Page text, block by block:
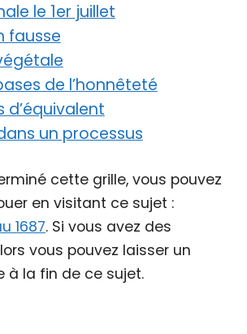
le 1er juillet
fausse
de l’honnêteté
d’équivalent
un processus
cette grille, vous pouvez
en visitant ce sujet :
1687. Si vous avez des
vous pouvez laisser un
à la fin de ce sujet.